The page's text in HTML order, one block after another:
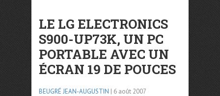
LE LG ELECTRONICS
S900-UP73K, UN PC
PORTABLE AVEC UN
ÉCRAN 19 DE POUCES
BEUGRÉ JEAN-AUGUSTIN | 6 août 2007